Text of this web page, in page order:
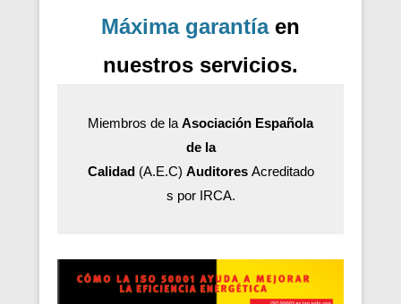
Máxima garantíaen
nuestros servicios.
Miembros de la Asociación Española
de la
Calidad(A.E.C) AuditoresAcreditado
s por IRCA.